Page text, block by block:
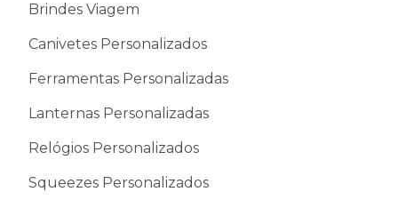
Brindes Viagem
Canivetes Personalizados
Ferramentas Personalizadas
Lanternas Personalizadas
Relógios Personalizados
Squeezes Personalizados